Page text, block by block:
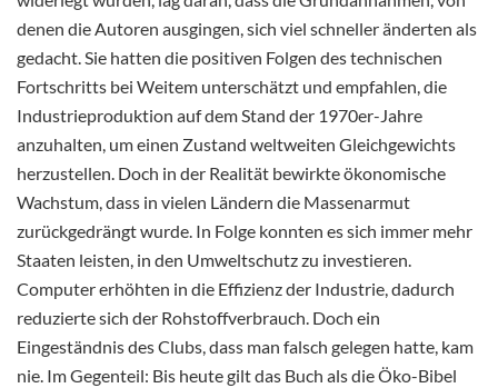
denen die Autoren ausgingen, sich viel schneller änderten als
gedacht. Sie hatten die positiven Folgen des technischen
Fortschritts bei Weitem unterschätzt und empfahlen, die
Industrieproduktion auf dem Stand der 1970er-Jahre
anzuhalten, um einen Zustand weltweiten Gleichgewichts
herzustellen. Doch in der Realität bewirkte ökonomische
Wachstum, dass in vielen Ländern die Massenarmut
zurückgedrängt wurde. In Folge konnten es sich immer mehr
Staaten leisten, in den Umweltschutz zu investieren.
Computer erhöhten in die Effizienz der Industrie, dadurch
reduzierte sich der Rohstoffverbrauch. Doch ein
Eingeständnis des Clubs, dass man falsch gelegen hatte, kam
nie. Im Gegenteil: Bis heute gilt das Buch als die Öko-Bibel